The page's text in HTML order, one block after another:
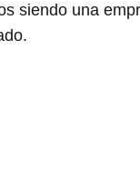
siendo una